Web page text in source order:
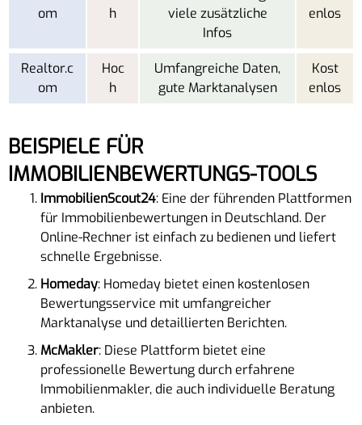
om
h
viele zusätzliche
Infos
enlos
Realtor.c
om
Hoc
h
Umfangreiche Daten,
gute Marktanalysen
Kost
enlos
BEISPIELE FÜR
IMMOBILIENBEWERTUNGS-TOOLS
ImmobilienScout24: Eine der führenden Plattformen
für Immobilienbewertungen in Deutschland. Der
Online-Rechner ist einfach zu bedienen und liefert
schnelle Ergebnisse.
Homeday: Homeday bietet einen kostenlosen
Bewertungsservice mit umfangreicher
Marktanalyse und detaillierten Berichten.
McMakler: Diese Plattform bietet eine
professionelle Bewertung durch erfahrene
Immobilienmakler, die auch individuelle Beratung
anbieten.